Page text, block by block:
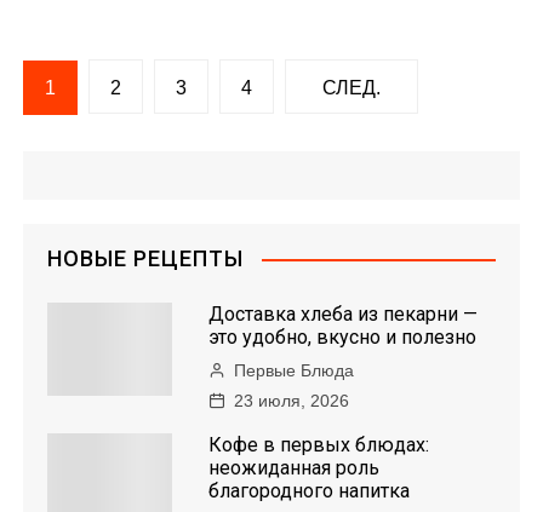
Н
1 2 3 4 СЛЕД.
НОВЫЕ РЕЦЕПТЫ
Доставка хлеба из пекарни —
это удобно, вкусно и полезно
Первые Блюда
23 июля, 2026
Кофе в первых блюдах:
неожиданная роль
благородного напитка